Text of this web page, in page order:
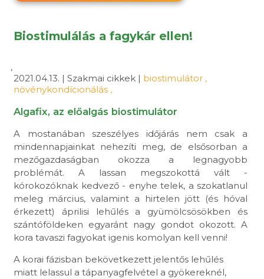
Biostimulálás a fagykár ellen!
,
2021.04.13. | Szakmai cikkek | biostimulátor ,
növénykondícionálás ,
Algafix, az előalgás biostimulátor
A mostanában szeszélyes időjárás nem csak a
mindennapjainkat nehezíti meg, de elsősorban a
mezőgazdaságban okozza a legnagyobb
problémát. A lassan megszokottá vált -
kórokozóknak kedvező - enyhe telek, a szokatlanul
meleg március, valamint a hirtelen jött (és hóval
érkezett) áprilisi lehűlés a gyümölcsösökben és
szántóföldeken egyaránt nagy gondot okozott. A
kora tavaszi fagyokat igenis komolyan kell venni!
A korai fázisban bekövetkezett jelentős lehűlés
miatt lelassul a tápanyagfelvétel a gyökereknél,